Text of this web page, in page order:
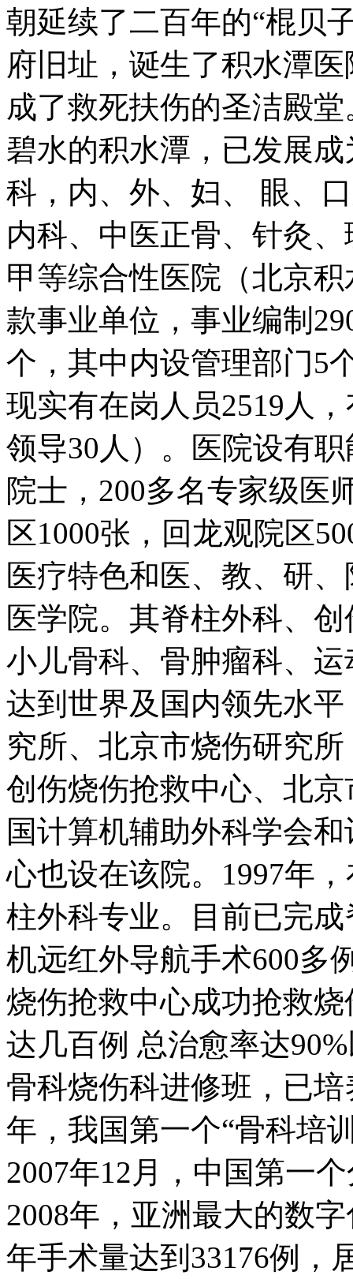
朝延续了二百年的“棍
府旧址，诞生了积水潭
成了救死扶伤的圣洁殿
碧水的积水潭，已发展
科，内、外、妇、 眼、
内科、中医正骨、针灸
甲等综合性医院（北京
款事业单位，事业编制
个，其中内设管理部门5
现实有在岗人员2519人
领导30人）。医院设有
院士，200多名专家级医
区1000张，回龙观院
医疗特色和医、教、研
医学院。其脊柱外科、
小儿骨科、骨肿瘤科、
达到世界及国内领先水
究所、北京市烧伤研究
创伤烧伤抢救中心、北
国计算机辅助外科学会
心也设在该院。1997年
柱外科专业。目前已完
机远红外导航手术600多
烧伤抢救中心成功抢救
达几百例 总治愈率达
骨科烧伤科进修班，已
年，我国第一个“骨科培
2007年12月，中国第一
2008年，亚洲最大的数
年手术量达到33176例，